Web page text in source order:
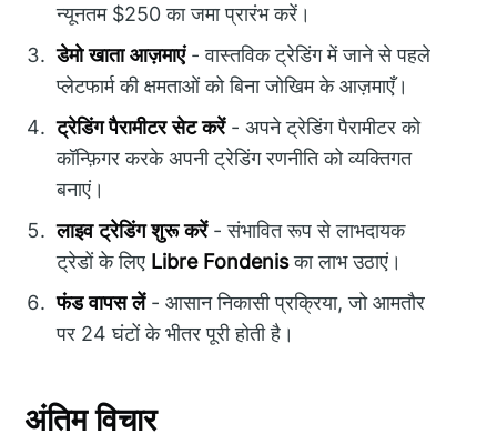
न्यूनतम $250 का जमा प्रारंभ करें।
डेमो खाता आज़माएं- वास्तविक ट्रेडिंग में जाने से पहले
प्लेटफार्म की क्षमताओं को बिना जोखिम के आज़माएँ।
ट्रेडिंग पैरामीटर सेट करें- अपने ट्रेडिंग पैरामीटर को
कॉन्फ़िगर करके अपनी ट्रेडिंग रणनीति को व्यक्तिगत
बनाएं।
लाइव ट्रेडिंग शुरू करें- संभावित रूप से लाभदायक
ट्रेडों के लिए Libre Fondenisका लाभ उठाएं।
फंड वापस लें- आसान निकासी प्रक्रिया, जो आमतौर
पर 24 घंटों के भीतर पूरी होती है।
अंतिम विचार